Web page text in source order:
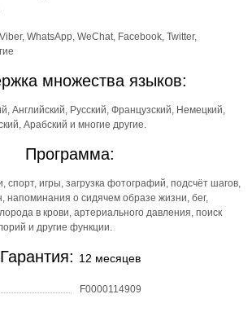
WhatsApp, WeChat, Facebook, Twitter,
множества языков:
Английский, Русский, Французский, Немецкий,
Арабский и многие другие.
Программа:
спорт, игры, загрузка фотографий, подсчёт шагов,
напоминания о сидячем образе жизни, бег,
в крови, артериального давления, поиск
и другие функции.
Гарантия: 12 месяцев
F0000114909